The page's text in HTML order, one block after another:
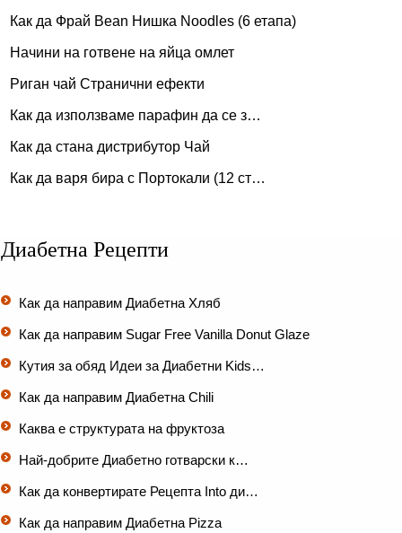
Как да Фрай Bean Нишка Noodles (6 етапа)
Начини на готвене на яйца омлет
Риган чай Странични ефекти
Как да използваме парафин да се з…
Как да стана дистрибутор Чай
Как да варя бира с Портокали (12 ст…
Диабетна Рецепти
Как да направим Диабетна Хляб
Как да направим Sugar Free Vanilla Donut Glaze
Кутия за обяд Идеи за Диабетни Kids…
Как да направим Диабетна Chili
Каква е структурата на фруктоза
Най-добрите Диабетно готварски к…
Как да конвертирате Рецепта Into ди…
Как да направим Диабетна Pizza